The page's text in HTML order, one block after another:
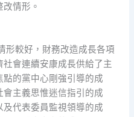
情形。
較好，財務改造成長各項
會連續安康成長供給了主
的黨中心剛強引導的成
主義思惟迷信指引的成
代表委員監視領導的成